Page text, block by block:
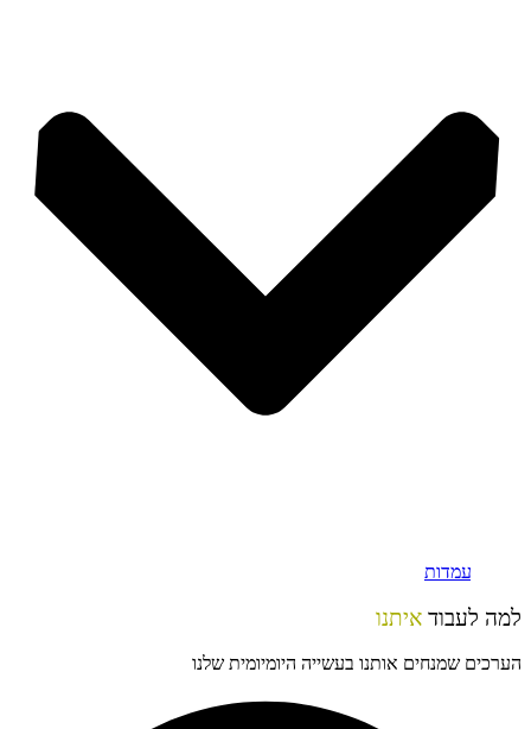
הגש מועמדות
למה לעבוד איתנו
הערכים שמנחים אותנו בעשייה היומיומית שלנו